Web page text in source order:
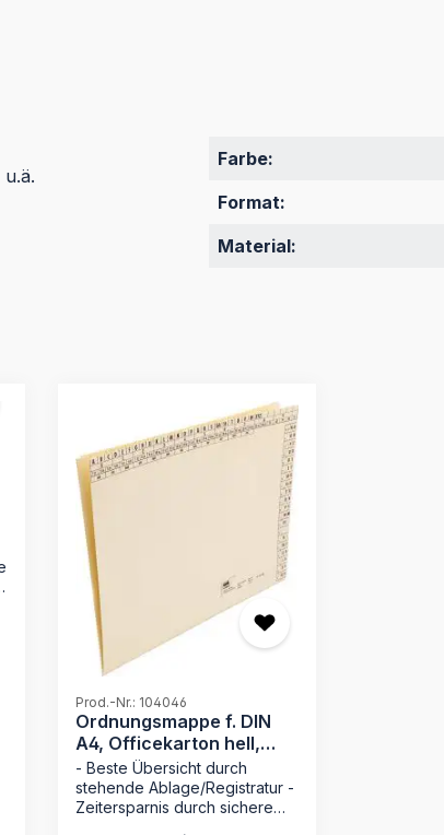
Farbe:
Format:
Material:
Prod.-Nr.: 104046
Ordnungsmappe f. DIN
A4, Officekarton hell,
230 g/qm
- Beste Übersicht durch
stehende Ablage/Registratur -
Zeitersparnis durch sichere